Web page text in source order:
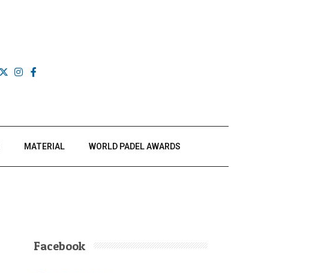
MATERIAL WORLD PADEL AWARDS
Facebook